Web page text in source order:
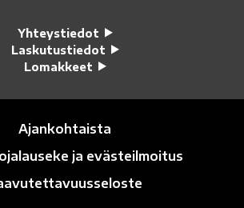
Yhteystiedot
Laskutustiedot
Lomakkeet
Ajankohtaista
ja evästeilmoitus